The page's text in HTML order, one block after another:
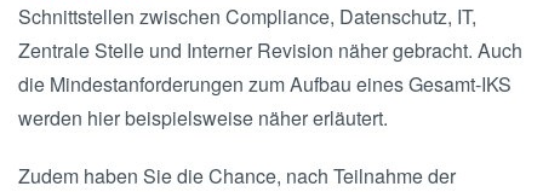
Schnittstellen zwischen Compliance, Datenschutz, IT,
Zentrale Stelle und Interner Revision näher gebracht. Auch
die Mindestanforderungen zum Aufbau eines Gesamt-IKS
werden hier beispielsweise näher erläutert.
Zudem haben Sie die Chance, nach Teilnahme der